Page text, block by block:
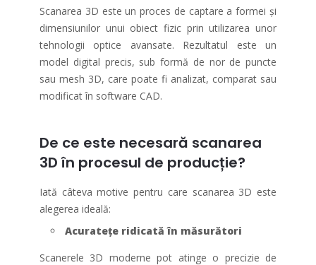
Scanarea 3D este un proces de captare a formei și
dimensiunilor unui obiect fizic prin utilizarea unor
tehnologii optice avansate. Rezultatul este un
model digital precis, sub formă de nor de puncte
sau mesh 3D, care poate fi analizat, comparat sau
modificat în software CAD.
De ce este necesară scanarea
3D în procesul de producție?
Iată câteva motive pentru care scanarea 3D este
alegerea ideală:
Acuratețe ridicată în măsurători
Scanerele 3D moderne pot atinge o precizie de